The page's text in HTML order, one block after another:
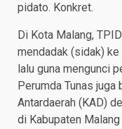
pidato. Konkret.
Di Kota Malang,
mendadak (sidak)
lalu guna mengunci
Perumda Tunas
Antardaerah (KAD)
di Kabupaten